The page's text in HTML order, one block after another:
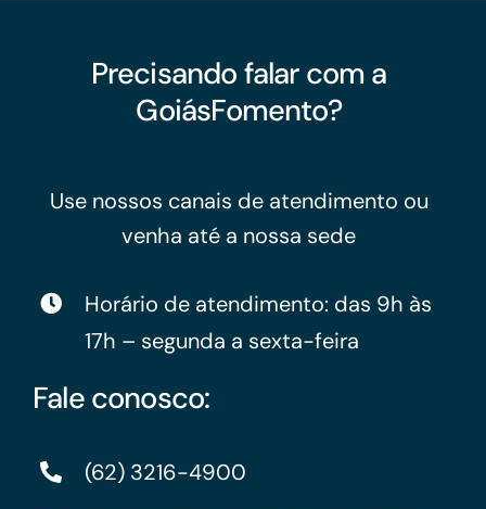
Precisando falar com a
GoiásFomento?
Use nossos canais de atendimento ou
venha até a nossa sede
Horário de atendimento: das 9h às
17h – segunda a sexta-feira
Fale conosco:
(62) 3216-4900